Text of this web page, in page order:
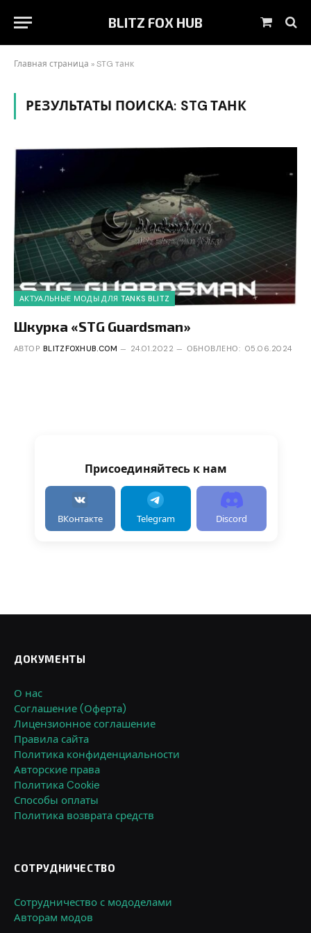
BLITZ FOX HUB Корзина
Главная страница »STG танк
РЕЗУЛЬТАТЫ ПОИСКА: STG ТАНК
АКТУАЛЬНЫЕ МОДЫ ДЛЯ TANKS BLITZ
Шкурка «STG Guardsman»
АВТОР BLITZFOXHUB.COM 24.01.2022 ОБНОВЛЕНО: 05.06.2024
Присоединяйтесь к нам
ВКонтакте Telegram Discord
ДОКУМЕНТЫ
О нас
Соглашение (Оферта)
Лицензионное соглашение
Правила сайта
Политика конфиденциальности
Авторские права
Политика Cookie
Способы оплаты
Политика возврата средств
СОТРУДНИЧЕСТВО
Сотрудничество с мододелами
Авторам модов